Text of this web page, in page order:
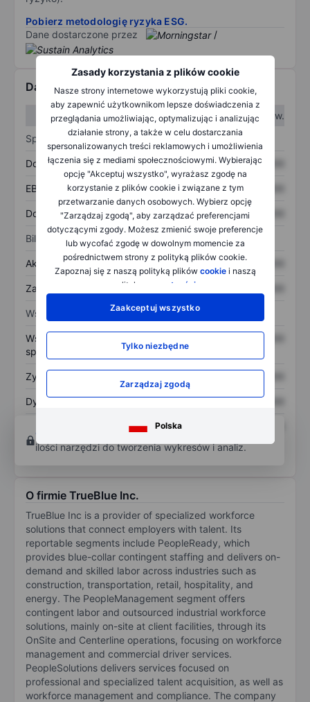
Zasady korzystania z plików cookie
Nasze strony internetowe wykorzystują pliki cookie,
aby zapewnić użytkownikom lepsze doświadczenia z
przeglądania umożliwiając, optymalizując i analizując
działanie strony, a także w celu dostarczania
spersonalizowanych treści reklamowych i umożliwienia
łączenia się z mediami społecznościowymi. Wybierając
opcję "Akceptuj wszystko", wyrażasz zgodę na
korzystanie z plików cookie i związane z tym
przetwarzanie danych osobowych. Wybierz opcję
"Zarządzaj zgodą", aby zarządzać preferencjami
dotyczącymi zgody. Możesz zmienić swoje preferencje
lub wycofać zgodę w dowolnym momencie za
pośrednictwem strony z polityką plików cookie.
Zapoznaj się z naszą polityką plików cookiei naszą
polityką
prywatności
Zaakceptuj wszystko
Tylko niezbędne
Zarządzaj zgodą
Polska
Pobierz metodologię ryzyka ESG.
Dane dostarczone przez
/
Dane finansowe
W I kw.
W II kw.
Sprawozdanie z zysków
Dochód XXXXXXX XXXXXXX
EBITDA XXXXXXX XXXXXXX
Dochód netto XXXXXXX XXXXXXX
Bilans
Aktywa ogółem XXXXXXX XXXXXXX
Zadłużenie ogółem
Wskaźniki
Współczynnik cena do
sprzedaży
XXXXXXX
Zysk na akcję XXXXXXX
Dywidenda na akcję XXXXXXX XXXXXXX
własnego
XXXXXXX
Otwórz konto
aby uzyskać dostęp do większej
ilości narzędzi do tworzenia wykresów i analiz.
O firmie TrueBlue Inc.
TrueBlue Inc is a provider of specialized workforce
solutions that connect employers with talent. Its
reportable segments include PeopleReady, which
provides blue-collar contingent staffing and delivers on-
demand and skilled labor across industries such as
construction, transportation, retail, hospitality, and
energy. The PeopleManagement segment offers
contingent labor and outsourced industrial workforce
solutions, mainly on-site at client facilities, through its
OnSite and Centerline operations, focusing on workforce
management and commercial driver services.
PeopleSolutions delivers services focused on
professional and specialized talent acquisition, as well as
workforce management and compliance. The company